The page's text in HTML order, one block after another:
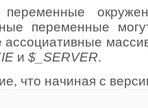
переменные
ассоциативные
и $_SERVER.
что начиная с